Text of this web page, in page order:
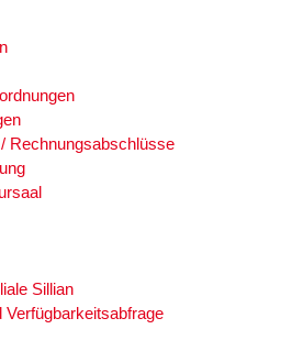
Rechnungsabschlüsse
Sillian
Verfügbarkeitsabfrage